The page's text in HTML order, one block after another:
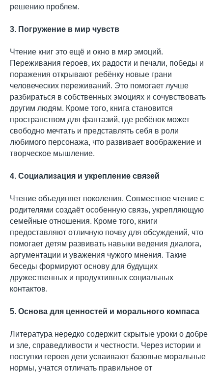
решению проблем.
3. Погружение в мир чувств
Чтение книг это ещё и окно в мир эмоций.
Переживания героев, их радости и печали, победы и
поражения открывают ребёнку новые грани
человеческих переживаний. Это помогает лучше
разбираться в собственных эмоциях и сочувствовать
другим людям. Кроме того, книга становится
пространством для фантазий, где ребёнок может
свободно мечтать и представлять себя в роли
любимого персонажа, что развивает воображение и
творческое мышление.
4. Социализация и укрепление связей
Чтение объединяет поколения. Совместное чтение с
родителями создаёт особенную связь, укрепляющую
семейные отношения. Кроме того, книги
предоставляют отличную почву для обсуждений, что
помогает детям развивать навыки ведения диалога,
аргументации и уважения чужого мнения. Такие
беседы формируют основу для будущих
дружественных и продуктивных социальных
контактов.
5. Основа для ценностей и морального компаса
Литература нередко содержит скрытые уроки о добре
и зле, справедливости и честности. Через истории и
поступки героев дети усваивают базовые моральные
нормы, учатся отличать правильное от